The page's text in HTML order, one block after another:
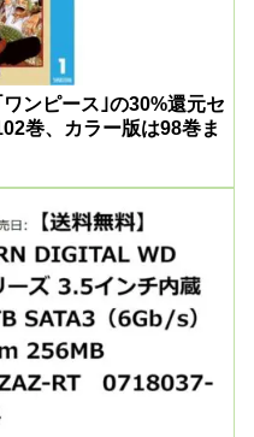
ンピース｣の30%還元セ
巻、カラー版は98巻ま